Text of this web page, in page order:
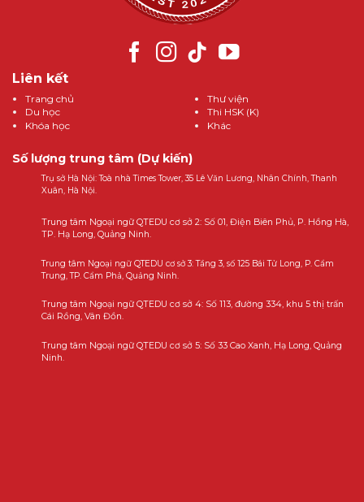
Liên kết
Trang chủ
Du học
Khóa học
Thư viện
Thi HSK (K)
Khác
Số lượng trung tâm (Dự kiến)
Trụ sở Hà Nội: Toà nhà Times Tower, 35 Lê Văn Lương, Nhân Chính, Thanh
Xuân, Hà Nội.
Trung tâm Ngoại ngữ QTEDU cơ sở 2: Số 01, Điện Biên Phủ, P. Hồng Hà,
TP. Hạ Long, Quảng Ninh.
Trung tâm Ngoại ngữ QTEDU cơ sở 3: Tầng 3, số 125 Bái Tử Long, P. Cẩm
Trung, TP. Cẩm Phả, Quảng Ninh.
Trung tâm Ngoại ngữ QTEDU cơ sở 4: Số 113, đường 334, khu 5 thị trấn
Cái Rồng, Vân Đồn.
Trung tâm Ngoại ngữ QTEDU cơ sở 5: Số 33 Cao Xanh, Hạ Long, Quảng
Ninh.